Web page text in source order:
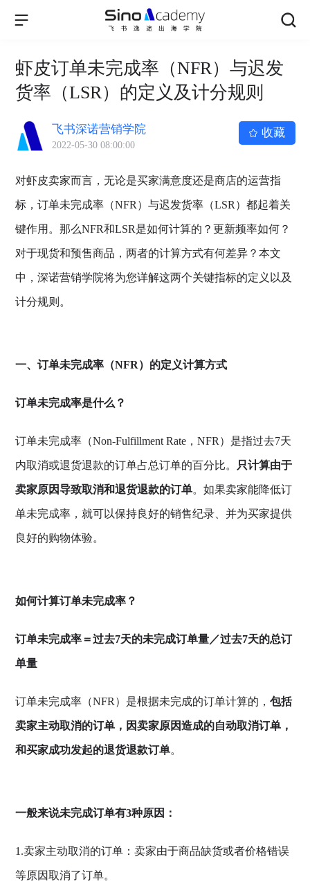
虾皮订单未完成率（NFR）与迟发
货率（LSR）的定义及计分规则
飞书深诺营销学院
2022-05-30 08:00:00
收藏
对虾皮卖家而言，无论是买家满意度还是商店的运营指
标，订单未完成率（NFR）与迟发货率（LSR）都起着关
键作用。那么NFR和LSR是如何计算的？更新频率如何？
对于现货和预售商品，两者的计算方式有何差异？本文
中，深诺营销学院将为您详解这两个关键指标的定义以及
计分规则。
一、订单未完成率（NFR）的定义计算方式
订单未完成率是什么？
订单未完成率（Non-Fulfillment Rate，NFR）是指过去7天
内取消或退货退款的订单占总订单的百分比。 只计算由于
卖家原因导致取消和退货退款的订单。如果卖家能降低订
单未完成率，就可以保持良好的销售纪录、并为买家提供
良好的购物体验。
如何计算订单未完成率？
订单未完成率＝过去7天的未完成订单量／过去7天的总订
单量
订单未完成率（NFR）是根据未完成的订单计算的， 包括
卖家主动取消的订单，因卖家原因造成的自动取消订单，
和买家成功发起的退货退款订单。
一般来说未完成订单有3种原因：
1.卖家主动取消的订单：卖家由于商品缺货或者价格错误
等原因取消了订单。